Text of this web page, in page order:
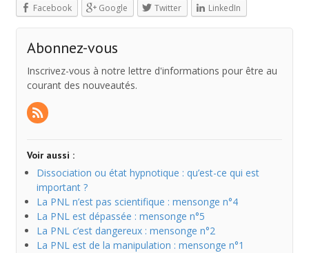
Facebook Google Twitter LinkedIn
Abonnez-vous
Inscrivez-vous à notre lettre d'informations pour être au
courant des nouveautés.
Voir aussi :
Dissociation ou état hypnotique : qu’est-ce qui est
important ?
La PNL n’est pas scientifique : mensonge n°4
La PNL est dépassée : mensonge n°5
La PNL c’est dangereux : mensonge n°2
La PNL est de la manipulation : mensonge n°1